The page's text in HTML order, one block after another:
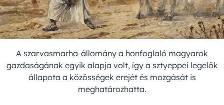
A szarvasmarha-állomány a honfoglaló magyarok
gazdaságának egyik alapja volt, így a sztyeppei legelők
állapota a közösségek erejét és mozgását is
meghatározhatta.